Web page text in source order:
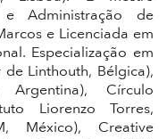
e Administração de
e Licenciada em
Especialização em
Linthouth, Bélgica),
Argentina), Círculo
Liorenzo Torres,
México), Creative